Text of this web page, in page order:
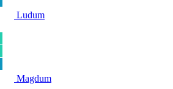
Ludum
Magdum